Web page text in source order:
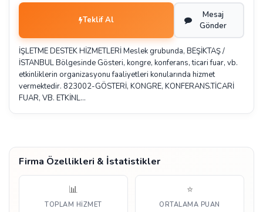
Teklif Al
Mesaj
Gönder
İŞLETME DESTEK HİZMETLERİ Meslek grubunda, BEŞİKTAŞ /
İSTANBUL Bölgesinde Gösteri, kongre, konferans, ticari fuar, vb.
etkinliklerin organizasyonu faaliyetleri konularında hizmet
vermektedir. 823002-GÖSTERİ, KONGRE, KONFERANS.TİCARİ
FUAR, VB. ETKİNL…
Firma Özellikleri & İstatistikler
📊
TOPLAM HIZMET
⭐
ORTALAMA PUAN